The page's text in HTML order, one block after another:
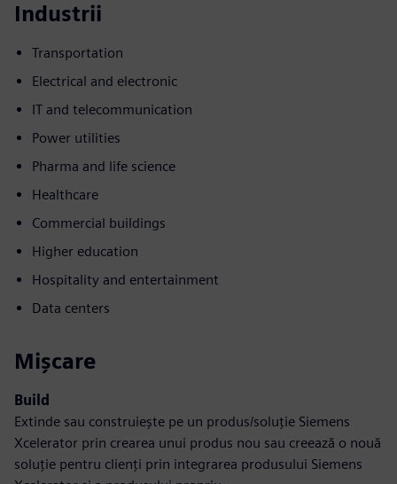
Industrii
Transportation
Electrical and electronic
IT and telecommunication
Power utilities
Pharma and life science
Healthcare
Commercial buildings
Higher education
Hospitality and entertainment
Data centers
Mișcare
Build
Extinde sau construiește pe un produs/soluție Siemens
Xcelerator prin crearea unui produs nou sau creează o nouă
soluție pentru clienți prin integrarea produsului Siemens